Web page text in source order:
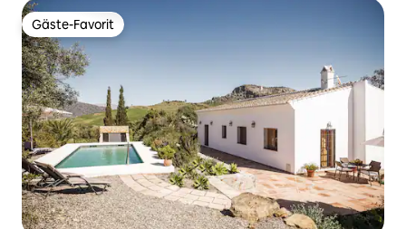
Gäste-Favorit
Gäste-Favorit